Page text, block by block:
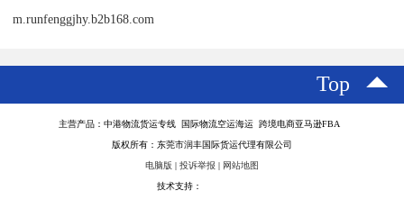
m.runfenggjhy.b2b168.com
Top
主营产品：中港物流货运专线 国际物流空运海运 跨境电商亚马逊FBA
版权所有：东莞市润丰国际货运代理有限公司
电脑版 | 投诉举报 | 网站地图
技术支持：